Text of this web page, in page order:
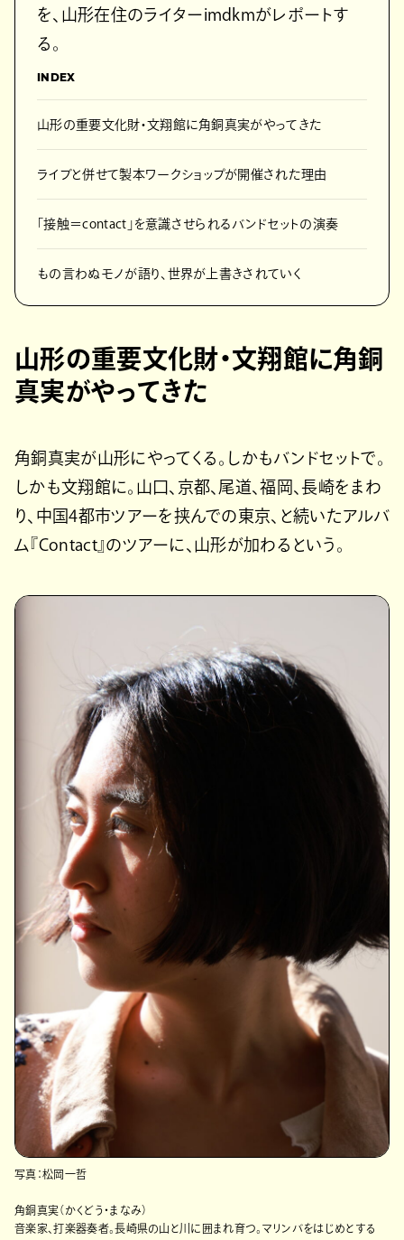
を、山形在住のライターimdkmがレポートす
る。
INDEX
山形の重要文化財・文翔館に角銅真実がやってきた
ライブと併せて製本ワークショップが開催された理由
「接触＝contact」を意識させられるバンドセットの演奏
もの言わぬモノが語り、世界が上書きされていく
山形の重要文化財・文翔館に角銅
真実がやってきた
角銅真実が山形にやってくる。しかもバンドセットで。
しかも文翔館に。山口、京都、尾道、福岡、長崎をまわ
り、中国4都市ツアーを挟んでの東京、と続いたアルバ
ム『Contact』のツアーに、山形が加わるという。
写真：松岡一哲
角銅真実（かくどう・まなみ）
音楽家、打楽器奏者。長崎県の山と川に囲まれ育つ。マリンバをはじめとする